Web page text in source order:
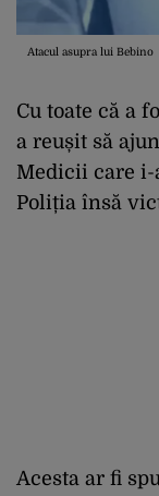
Atacul asupra lui Bebino
Cu toate că a
a reușit să
Medicii care
Poliția însă
Acesta ar fi